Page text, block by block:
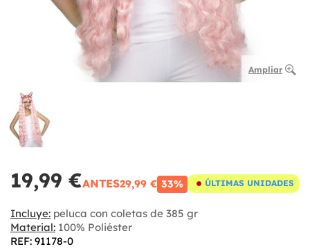
Ampliar
19,99 €ANTES29,99 € 33% ÚLTIMAS UNIDADES
Incluye: peluca con coletas de 385 gr
Material: 100% Poliéster
REF: 91178-0